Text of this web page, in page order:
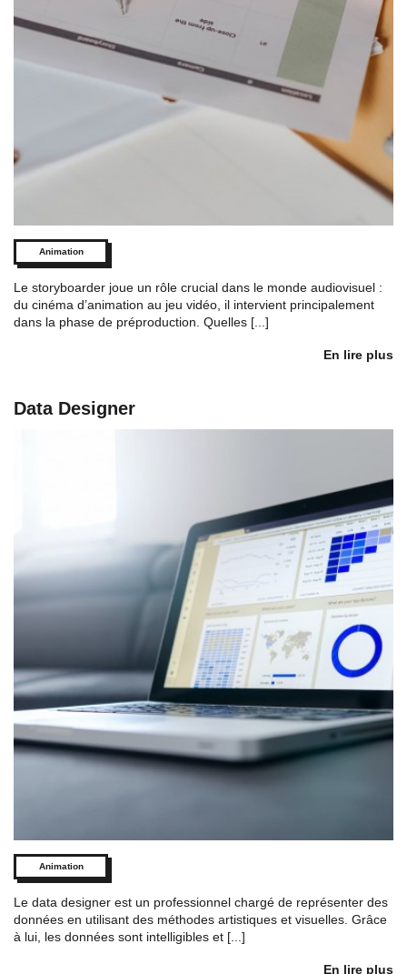
Animation
Le storyboarder joue un rôle crucial dans le monde audiovisuel :
du cinéma d’animation au jeu vidéo, il intervient principalement
dans la phase de préproduction. Quelles [...]
En lire plus
Data Designer
Animation
Le data designer est un professionnel chargé de représenter des
données en utilisant des méthodes artistiques et visuelles. Grâce
à lui, les données sont intelligibles et [...]
En lire plus